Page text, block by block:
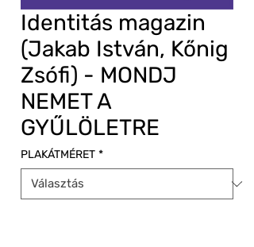
Identitás magazin
(Jakab István, Kőnig
Zsófi) - MONDJ
NEMET A
GYŰLÖLETRE
PLAKÁTMÉRET *